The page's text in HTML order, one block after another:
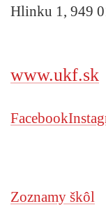
Hlinku 1, 949
www.ukf.sk
Facebook
Zoznamy škôl